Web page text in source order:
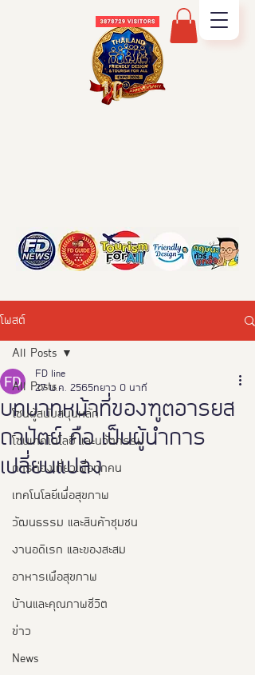
โพสต์
All Posts
โซนผู้สนับสนุนหลัก
โซนเทคโนโลยี และนวัตกรรม
การท่องเที่ยวเพื่อทุกคน
เทคโนโลยีเพื่อสุขภาพ
วัฒนธรรม และสินค้าชุมชน
งานอดิเรก และของสะสม
อาหารเพือสุขภาพ
บ้านและคุณภาพชีวิต
ข่าว
News
All Posts
บทบาทหน้าที่ของฑูตอารยส
ถาปัตย์ คือ เป็นผู้นำการ
เปลี่ยนแปลง
FD line
27 พ.ค. 2565
ยาว 0 นาที